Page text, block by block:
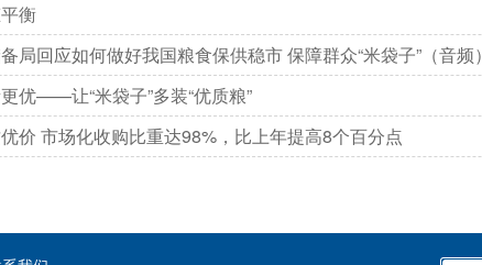
衡
回应如何做好我国粮食保供稳市 保障群众“米袋子”（音频）
优——让“米袋子”多装“优质粮”
价 市场化收购比重达98%，比上年提高8个百分点